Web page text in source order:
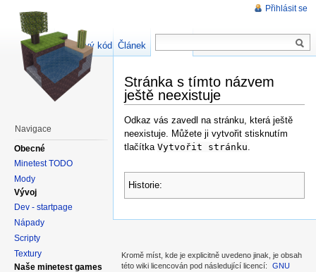
Stránka s tímto názvem
ještě neexistuje
Odkaz vás zavedl na stránku, která ještě
neexistuje. Můžete ji vytvořit stisknutím
tlačítka Vytvořit stránku
Historie:
Přihlásit se
Článek
Zdrojový kód stránky
Navigace
Obecné
Minetest TODO
Mody
Vývoj
Dev - startpage
Nápady
Scripty
Textury
Naše minetest games
Kromě míst, kde je explicitně uvedeno jinak, je obsah
této wiki licencován pod následující licencí:
GNU